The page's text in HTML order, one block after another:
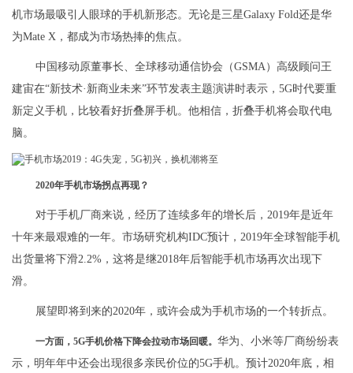
机市场最吸引人眼球的手机新形态。无论是三星Galaxy Fold还是华
为Mate X，都成为市场热捧的焦点。
中国移动原董事长、全球移动通信协会（GSMA）高级顾问王
建宙在“新技术·新商业未来”环节发表主题演讲时表示，5G时代要重
新定义手机，比较看好折叠屏手机。他相信，折叠手机将会取代电
脑。
2020年手机市场拐点再现？
对于手机厂商来说，经历了连续多年的增长后，2019年是近年
十年来最艰难的一年。市场研究机构IDC预计，2019年全球智能手机
出货量将下滑2.2%，这将是继2018年后智能手机市场再次出现下
滑。
展望即将到来的2020年，或许会成为手机市场的一个转折点。
一方面，5G手机价格下降会拉动市场回暖。 华为、小米等厂商纷纷表
示，明年年中还会出现很多亲民价位的5G手机。预计2020年底，相